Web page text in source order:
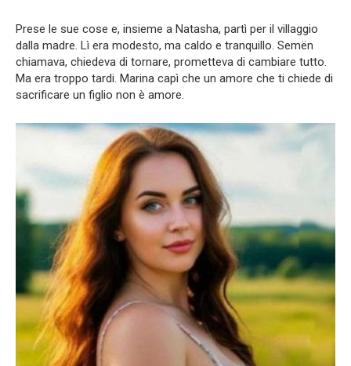
Prese le sue cose e, insieme a Natasha, partì per il villaggio
dalla madre. Lì era modesto, ma caldo e tranquillo. Semën
chiamava, chiedeva di tornare, prometteva di cambiare tutto.
Ma era troppo tardi. Marina capì che un amore che ti chiede di
sacrificare un figlio non è amore.